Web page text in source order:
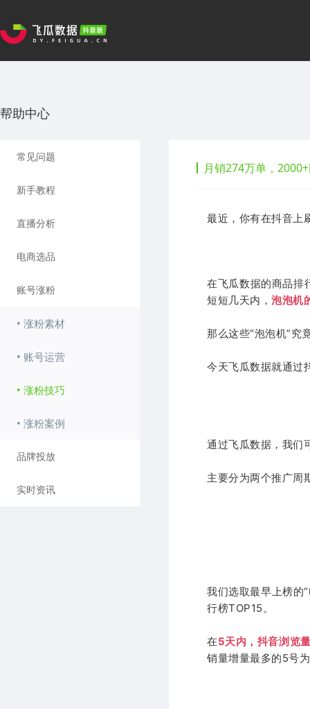
帮助中心
常见问题
新手教程
直播分析
电商选品
账号涨粉
• 涨粉素材
• 账号运营
• 涨粉技巧
• 涨粉案例
品牌投放
实时资讯
月销274万单，
最近，你有在抖音上
在飞瓜数据的商品排
短短几天内， 泡泡机
那么这些“泡泡机”究
今天飞瓜数据就通过
通过飞瓜数据，我们
主要分为两个推广周
我们选取最早上榜的
行榜TOP15。
在5天内，抖音浏览
销量增量最多的5号